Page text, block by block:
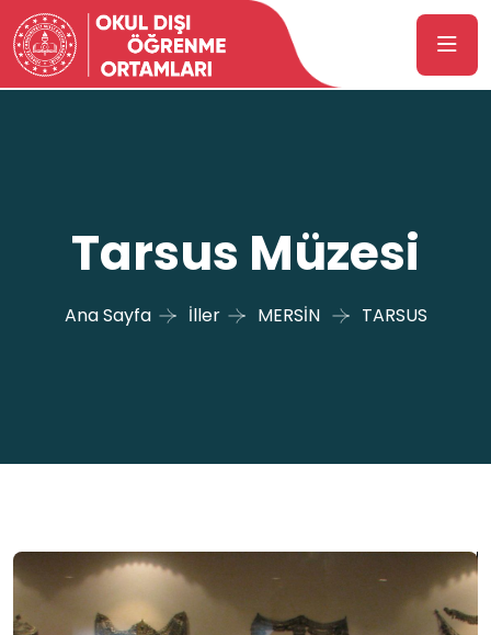
Tarsus Müzesi
Ana Sayfa İller MERSİN TARSUS